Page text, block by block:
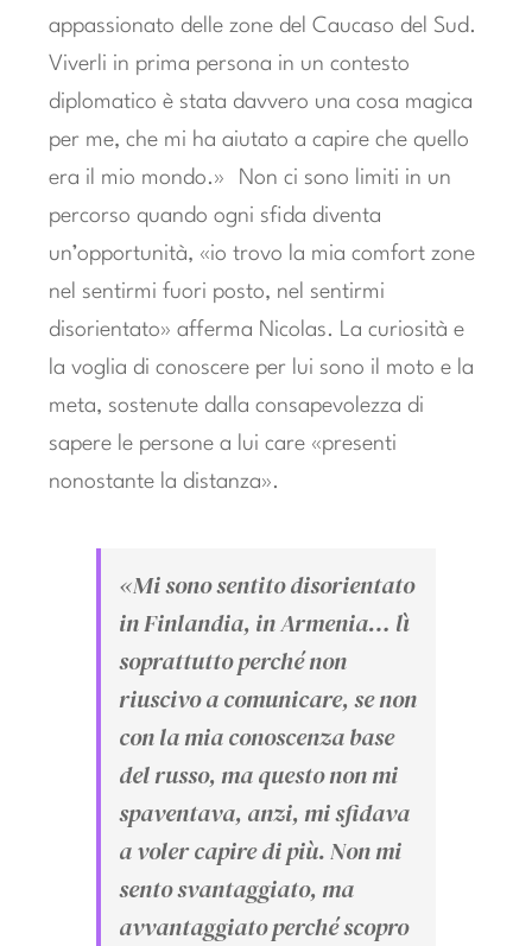
appassionato delle zone del Caucaso del Sud.
Viverli in prima persona in un contesto
diplomatico è stata davvero una cosa magica
per me, che mi ha aiutato a capire che quello
era il mio mondo.» Non ci sono limiti in un
percorso quando ogni sfida diventa
un’opportunità, «io trovo la mia comfort zone
nel sentirmi fuori posto, nel sentirmi
disorientato» afferma Nicolas. La curiosità e
la voglia di conoscere per lui sono il moto e la
meta, sostenute dalla consapevolezza di
sapere le persone a lui care «presenti
nonostante la distanza».
«Mi sono sentito disorientato
in Finlandia, in Armenia… lì
soprattutto perché non
riuscivo a comunicare, se non
con la mia conoscenza base
del russo, ma questo non mi
spaventava, anzi, mi sfidava
a voler capire di più. Non mi
sento svantaggiato, ma
avvantaggiato perché scopro